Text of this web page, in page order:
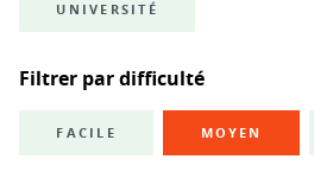
UNIVERSITÉ
Filtrer par difficulté
FACILE MOYEN